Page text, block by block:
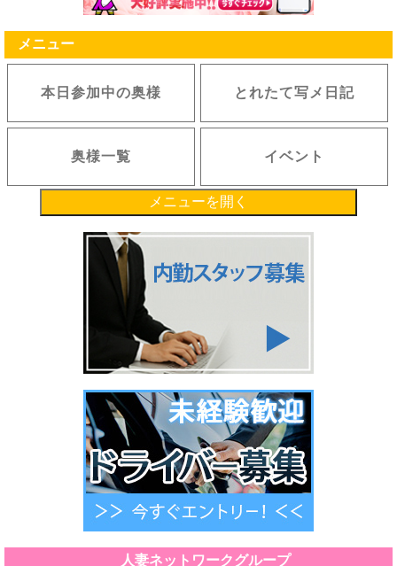
メニュー
本日参加中の奥様 とれたて写メ日記
奥様一覧 イベント
メニューを開く
人妻ネットワークグループ